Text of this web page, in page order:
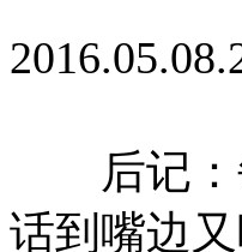
后记：
话到嘴边